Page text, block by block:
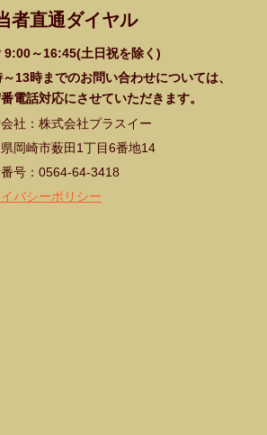
者直通ダイヤル
9:00～16:45(土日祝を除く)
13時までのお問い合わせについては、
電話対応にさせていただきます。
社：株式会社プラスイー
岡崎市薮田1丁目6番地14
号：0564-64-3418
バシーポリシー